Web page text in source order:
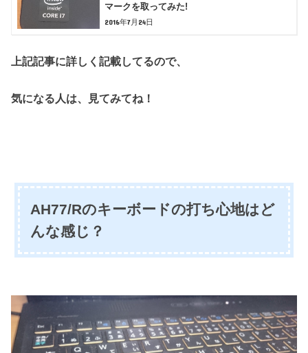
マークを取ってみた!
2016年7月24日
上記記事に詳しく記載してるので、
気になる人は、見てみてね！
AH77/Rのキーボードの打ち心地はど
んな感じ？